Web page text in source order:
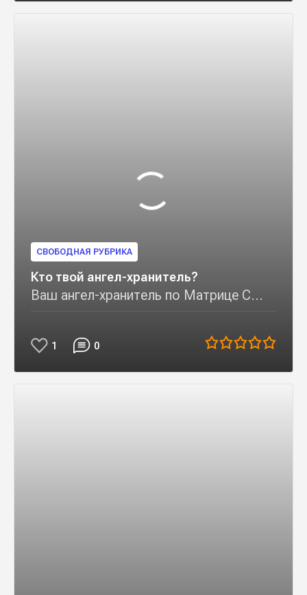
СВОБОДНАЯ РУБРИКА
Кто твой ангел-хранитель?
Ваш ангел-хранитель по Матрице С...
1 0